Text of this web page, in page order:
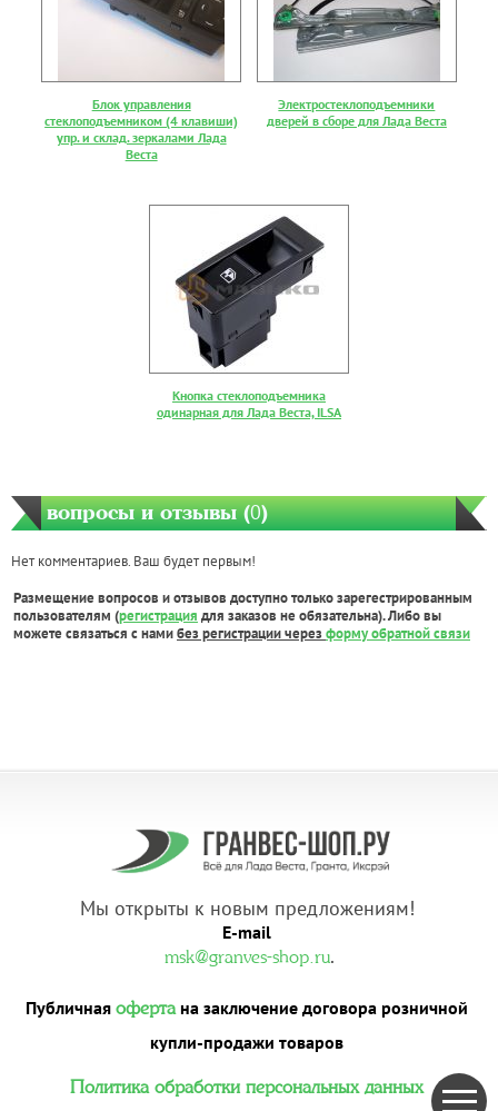
Блок управления
стеклоподъемником (4 клавиши)
упр. и склад. зеркалами Лада
Веста
Электростеклоподъемники
дверей в сборе для Лада Веста
Кнопка стеклоподъемника
одинарная для Лада Веста, ILSA
вопросы и отзывы (0)
Нет комментариев. Ваш будет первым!
Размещение вопросов и отзывов доступно только зарегестрированным
пользователям (регистрация для заказов не обязательна). Либо вы
можете связаться с намибез регистрации через форму обратной связи
Мы открыты к новым предложениям!
E-mail
msk@granves-shop.ru.
Публичная офертана заключение договора розничной
купли-продажи товаров
Политика обработки персональных данных